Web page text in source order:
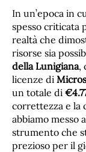
In un’epoca in
spesso criticata
realtà che
risorse sia
della Lunigiana,
licenze di
un totale di
correttezza e la
abbiamo messo
strumento che
prezioso per il